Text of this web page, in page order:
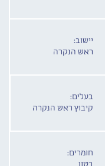
יישוב:
ראש הנקרה
בעלים:
קיבוץ ראש הנקרה
חומרים: